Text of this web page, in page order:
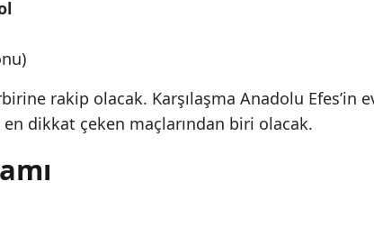
rakip olacak. Karşılaşma Anadolu Efes’in
dikkat çeken maçlarından biri olacak.